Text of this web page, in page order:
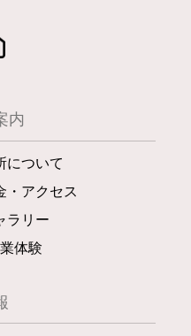
内
について
・アクセス
ラリー
体験